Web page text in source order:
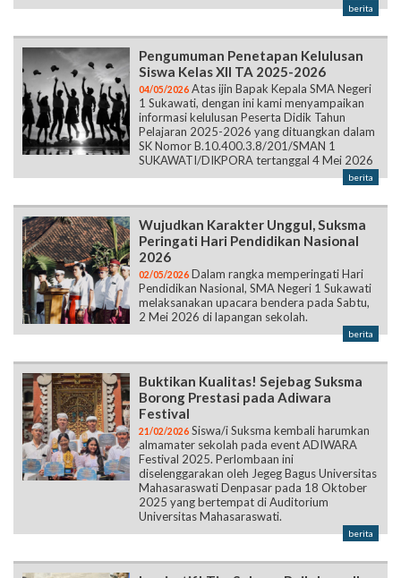
berita
Pengumuman Penetapan Kelulusan
Siswa Kelas XII TA 2025-2026
04/05/2026 Atas ijin Bapak Kepala SMA Negeri
1 Sukawati, dengan ini kami menyampaikan
informasi kelulusan Peserta Didik Tahun
Pelajaran 2025-2026 yang dituangkan dalam
SK Nomor B.10.400.3.8/201/SMAN 1
SUKAWATI/DIKPORA tertanggal 4 Mei 2026
berita
Wujudkan Karakter Unggul, Suksma
Peringati Hari Pendidikan Nasional
2026
02/05/2026 Dalam rangka memperingati Hari
Pendidikan Nasional, SMA Negeri 1 Sukawati
melaksanakan upacara bendera pada Sabtu,
2 Mei 2026 di lapangan sekolah.
berita
Buktikan Kualitas! Sejebag Suksma
Borong Prestasi pada Adiwara
Festival
21/02/2026 Siswa/i Suksma kembali harumkan
almamater sekolah pada event ADIWARA
Festival 2025. Perlombaan ini
diselenggarakan oleh Jegeg Bagus Universitas
Mahasaraswati Denpasar pada 18 Oktober
2025 yang bertempat di Auditorium
Universitas Mahasaraswati.
berita